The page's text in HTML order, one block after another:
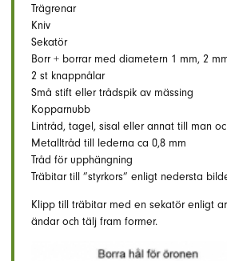
Trägrenar
Kniv
Sekatör
Borr + borrar med diametern 1 mm, 2
2 st knappnålar
Små stift eller trådspik av mässing
Kopparnubb
Lintråd, tagel, sisal eller annat till man
Metalltråd till lederna ca 0,8 mm
Tråd för upphängning
Träbitar till ”styrkors” enligt nedersta
Klipp till träbitar med en sekatör enligt
ändar och tälj fram former.